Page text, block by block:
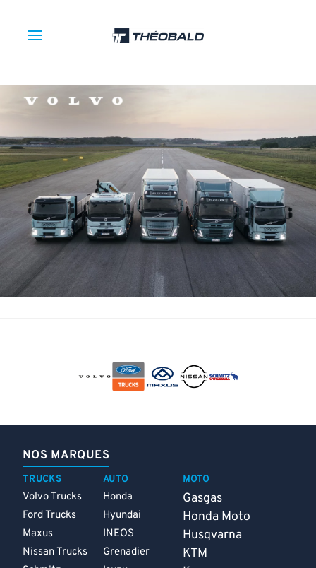
NOS MARQUES
TRUCKS
Volvo Trucks
Ford Trucks
Maxus
Nissan Trucks
AUTO
Honda
Hyundai
INEOS
Grenadier
MOTO
Gasgas
Honda Moto
Husqvarna
KTM